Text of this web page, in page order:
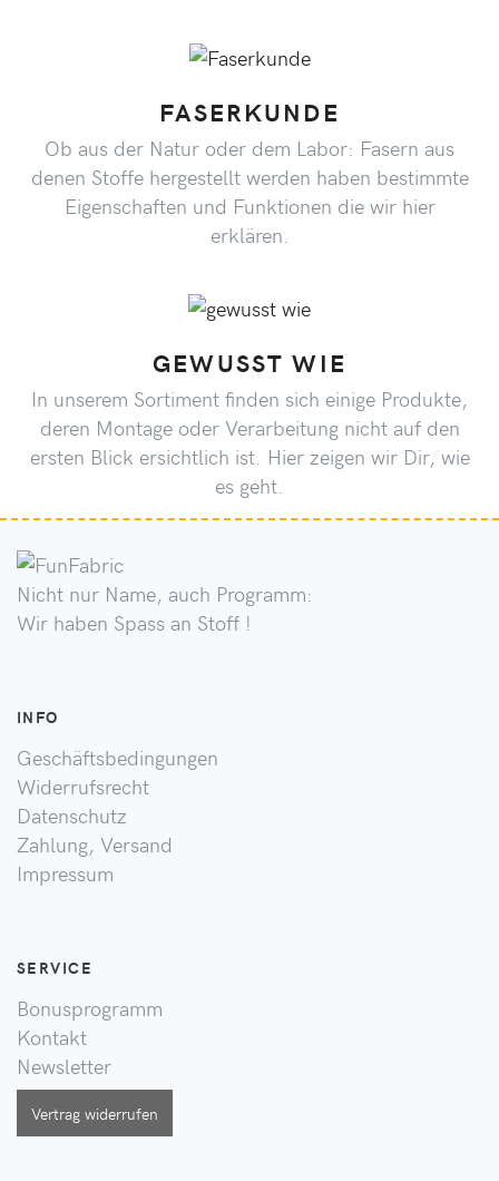
FASERKUNDE
Ob aus der Natur oder dem Labor: Fasern aus
denen Stoffe hergestellt werden haben bestimmte
Eigenschaften und Funktionen die wir hier
erklären.
GEWUSST WIE
In unserem Sortiment finden sich einige Produkte,
deren Montage oder Verarbeitung nicht auf den
ersten Blick ersichtlich ist. Hier zeigen wir Dir, wie
es geht.
Nicht nur Name, auch Programm:
Wir haben Spass an Stoff !
INFO
Geschäftsbedingungen
Widerrufsrecht
Datenschutz
Zahlung, Versand
Impressum
SERVICE
Bonusprogramm
Kontakt
Newsletter
Vertrag widerrufen